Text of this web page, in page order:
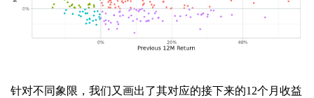
针对不同象限，我们又画出了其对应的接下来的12个月收益